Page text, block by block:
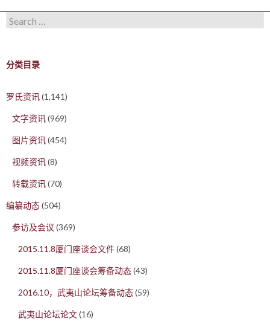
Search for:
分类目录
罗氏资讯(1,141)
文字资讯(969)
图片资讯(454)
视频资讯(8)
转载资讯(70)
编纂动态(504)
参访及会议 (369)
2015.11.8厦门座谈会文件(68)
2015.11.8厦门座谈会筹备动态(43)
2016.10，武夷山论坛筹备动态(59)
武夷山论坛论文(16)